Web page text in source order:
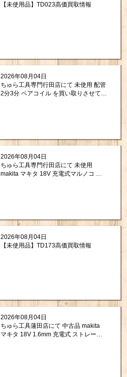
【未使用品】TD023高価買取情報
2026年08月04日
ちゅら工具専門行田店にて 未使用 配管
2分3分 ペアコイル を買い取りさせて頂
2026年08月04日
ちゅら工具専門行田店にて 未使用
makita マキタ 18V 充電式マルノコ プ
2026年08月04日
【未使用品】TD173高価買取情報
2026年08月04日
ちゅら工具蓮田店にて 中古品 makita
マキタ 18V 1.6mm 充電式 ストレート